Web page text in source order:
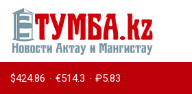
$424.86 · €514.3 · ₽5.83